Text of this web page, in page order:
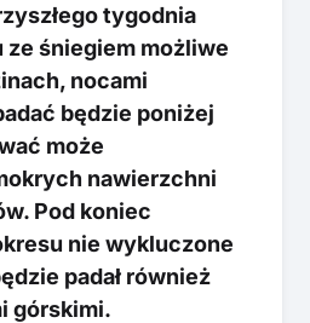
tygodnia
ze śniegiem możliwe
nocami
będzie poniżej
może
nawierzchni
Pod koniec
nie wykluczone
padał również
górskimi.